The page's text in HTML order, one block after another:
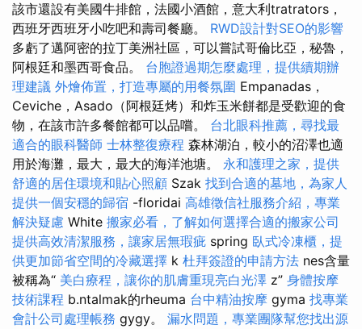
該市還設有美國牛排館，法國小酒館，意大利tratrators，
西班牙西班牙小吃吧和壽司餐廳。 RWD設計對SEO的影響
多虧了邁阿密的拉丁美洲社區，可以嘗試哥倫比亞，秘魯，
阿根廷和墨西哥食品。 台胞證過期怎麼處理，提供續期辦
理建議 外燴佈置，打造專屬的用餐氛圍 Empanadas，
Ceviche，Asado（阿根廷烤）和炸玉米餅都是受歡迎的食
物，在該市許多餐館都可以品嚐。 台北眼科推薦，尋找最
適合的眼科醫師 士林整復療程 森林湖泊，較小的沼澤也適
用於海灘，最大，最大的海洋池塘。 永和護理之家，提供
舒適的居住環境和貼心照顧 Szak 找到合適的墓地，為家人
提供一個安穩的歸宿 -floridai 高雄徵信社服務介紹，專業
解決疑慮 White 搬家必看，了解如何選擇合適的搬家公司
提供高效清潔服務，讓家居無瑕疵 spring 臥式冷凍櫃，提
供更加節省空間的冷藏選擇 k 杜拜簽證的申請方法 nes含量
被稱為“ 美白療程，讓你的肌膚重現亮白光澤 z” 身體按摩
技術課程 b.ntalmak的rheuma 台中精油按摩 gyma 找專業
會計公司處理帳務 gygy。 漏水問題，專業團隊幫您找出源